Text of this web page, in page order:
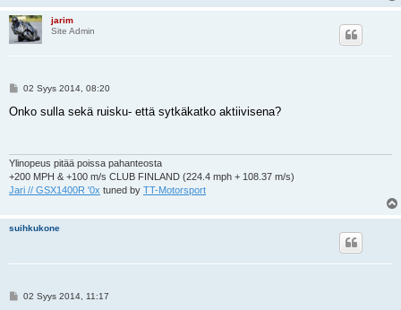
jarim
Site Admin
V
e
02 Syys 2014, 08:20
Onko sulla sekä ruisku- että sytkäkatko aktiivisena?
Ylinopeus pitää poissa pahanteosta
+200 MPH & +100 m/s CLUB FINLAND (224.4 mph + 108.37 m/s)
Jari // GSX1400R '0x tuned by TT-Motorsport
suihkukone
V02 Syys 2014, 11:17